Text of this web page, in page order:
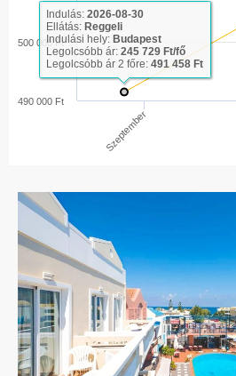
Szeptember
490 000 Ft
500 000 Ft
Indulás: 2026-08-30
Ellátás: Reggeli
Indulási hely: Budapest
Legolcsóbb ár: 245 729 Ft/fő
Legolcsóbb ár 2 főre: 491 458 Ft